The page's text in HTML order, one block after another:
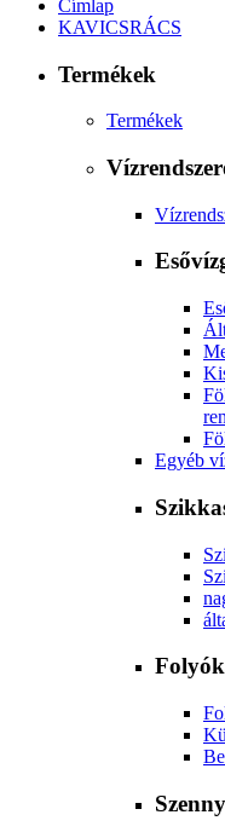
Címlap
KAVICSRÁCS
Termékek
Termékek
Egyéb